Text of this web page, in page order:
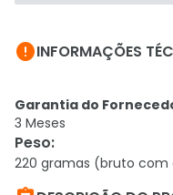
INFORMAÇÕES
Garantia do
3 Meses
Peso:
220 gramas (bruto